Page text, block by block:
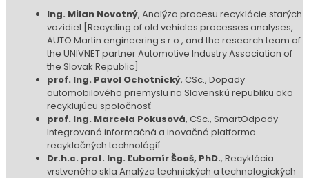
Ing. Milan Novotný, Analýza procesu recyklácie starých
vozidiel [Recycling of old vehicles processes analyses,
AUTO Martin engineering s.r.o., and the research team of
the UNIVNET partner Automotive Industry Association of
the Slovak Republic]
prof. Ing. Pavol Ochotnický, CSc., Dopady
automobilového priemyslu na Slovenskú republiku ako
recyklujúcu spoločnosť
prof. Ing. Marcela Pokusová, CSc., SmartOdpady
Integrovaná informačná a inovačná platforma
recyklačných technológií
Dr.h.c. prof. Ing. Ľubomír Šooš, PhD., Recyklácia
vrstveného skla Analýza technických a technologických